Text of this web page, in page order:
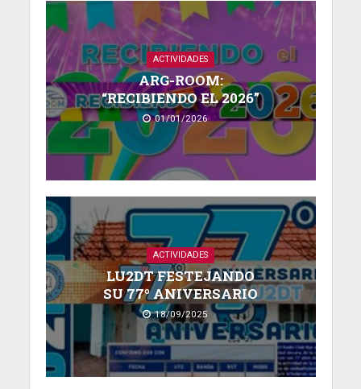
ACTIVIDADES
ARG-ROOM:
“RECIBIENDO EL 2026”
01/01/2026
ACTIVIDADES
LU2DT FESTEJANDO
SU 77º ANIVERSARIO
18/09/2025